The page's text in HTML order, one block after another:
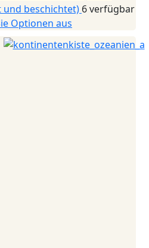
beschichtet) 6 verfügbar
Optionen aus